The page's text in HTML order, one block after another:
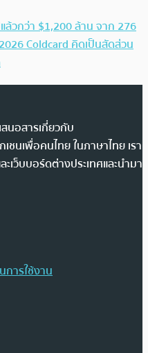
ล้วกว่า $1,200 ล้าน จาก 276
Coldcard คิดเป็นสัดส่วน
นอสารเกี่ยวกับ
ชนเพื่อคนไทย ในภาษาไทย เรา
เว็บบอร์ดต่างประเทศและนำมา
การใช้งาน